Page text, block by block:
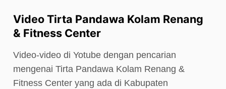
Video Tirta Pandawa Kolam Renang
& Fitness Center
Video-video di Yotube dengan pencarian
mengenai Tirta Pandawa Kolam Renang &
Fitness Center yang ada di Kabupaten